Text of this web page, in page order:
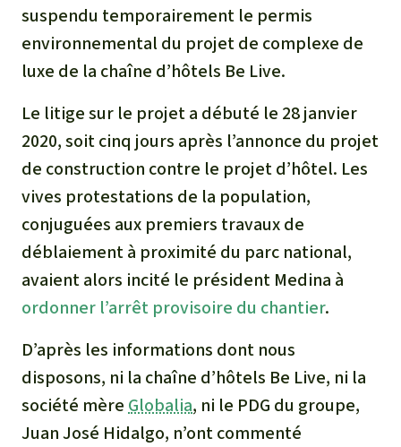
suspendu temporairement le permis
environnemental du projet de complexe de
luxe de la chaîne d’hôtels Be Live.
Le litige sur le projet a débuté le 28 janvier
2020, soit cinq jours après l’annonce du projet
de construction contre le projet d’hôtel. Les
vives protestations de la population,
conjuguées aux premiers travaux de
déblaiement à proximité du parc national,
avaient alors incité le président Medina à
ordonner l’arrêt provisoire du chantier.
D’après les informations dont nous
disposons, ni la chaîne d’hôtels Be Live, ni la
société mère Globalia, ni le PDG du groupe,
Juan José Hidalgo, n’ont commenté